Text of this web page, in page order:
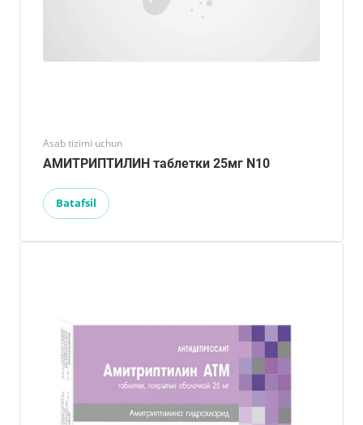
Asab tizimi uchun
АМИТРИПТИЛИН таблетки 25мг N10
Batafsil